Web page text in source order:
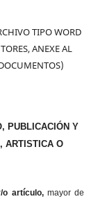
TIPO WORD
ANEXE AL
PUBLICACIÓN Y
ARTISTICA O
o artículo, mayor de